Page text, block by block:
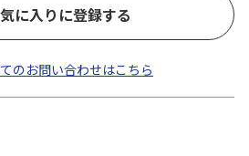
に入りに登録する
のお問い合わせはこちら